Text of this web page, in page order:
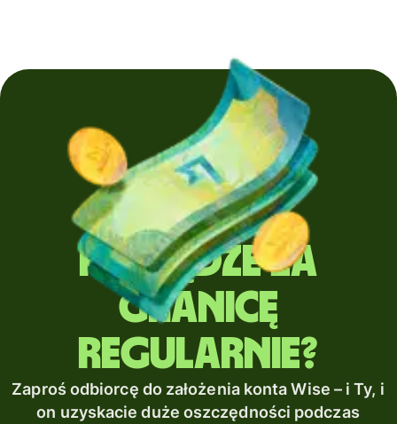
Wysyłasz
pieniądze za
granicę
regularnie?
Zaproś odbiorcę do założenia konta Wise – i Ty, i
on uzyskacie duże oszczędności podczas